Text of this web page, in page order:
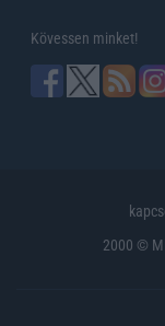
Kövessen minket!
2000 ©